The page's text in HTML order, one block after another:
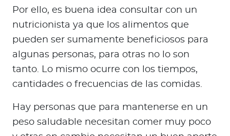
Por ello, es buena idea consultar con un
nutricionista ya que los alimentos que
pueden ser sumamente beneficiosos para
algunas personas, para otras no lo son
tanto. Lo mismo ocurre con los tiempos,
cantidades o frecuencias de las comidas.
Hay personas que para mantenerse en un
peso saludable necesitan comer muy poco